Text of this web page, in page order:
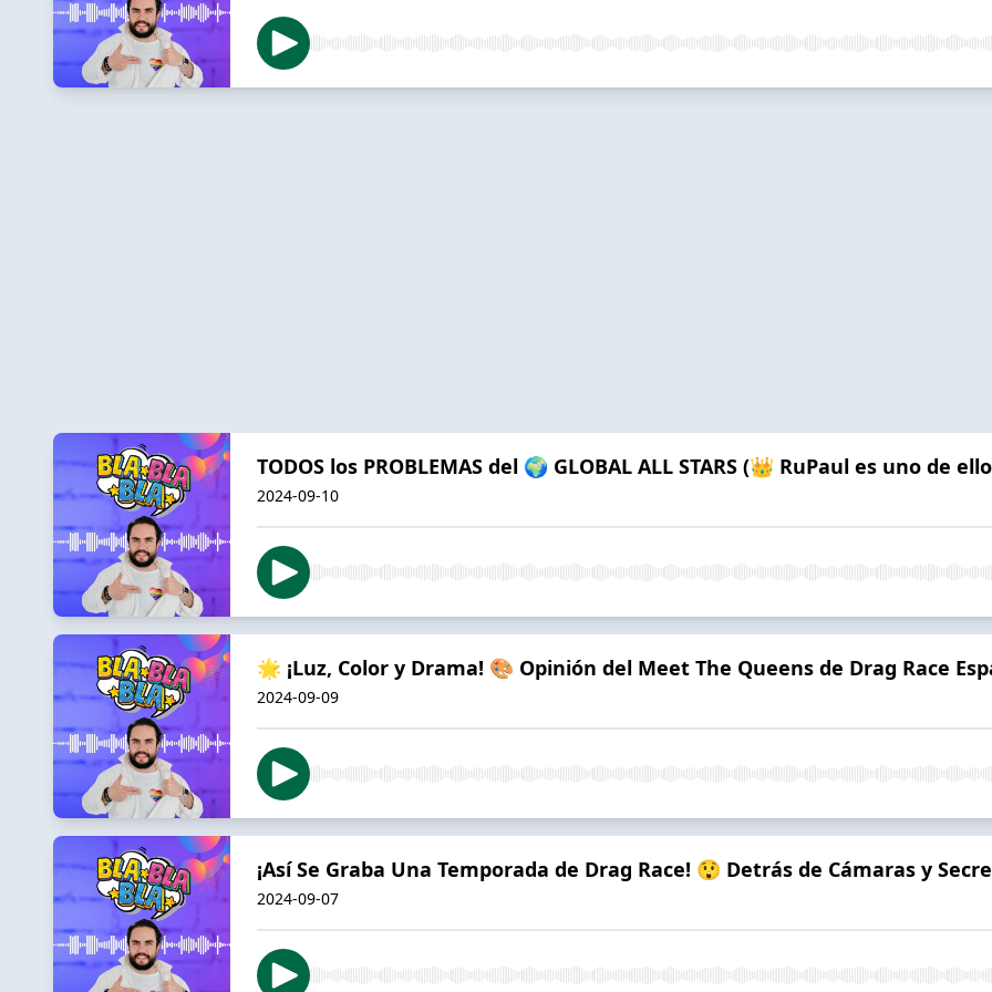
TODOS los PROBLEMAS del 🌍 GLOBAL ALL STARS (👑 RuPaul es uno de
2024-09-10
🌟 ¡Luz, Color y Drama! 🎨 Opinión del Meet The Queens de Drag Race
2024-09-09
¡Así Se Graba Una Temporada de Drag Race! 😲 Detrás de Cámaras y
2024-09-07